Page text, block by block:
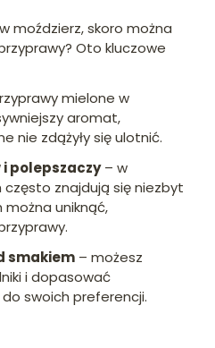
moździerz, skoro można
Oto kluczowe
mielone w
aromat,
nie zdążyły się ulotnić.
polepszaczy– w
znajdują się niezbyt
uniknąć,
smakiem – możesz
i dopasować
swoich preferencji.